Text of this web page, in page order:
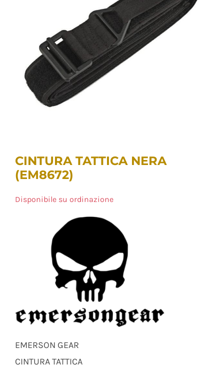
CINTURA TATTICA NERA
(EM8672)
Disponibile su ordinazione
EMERSON GEAR
CINTURA TATTICA